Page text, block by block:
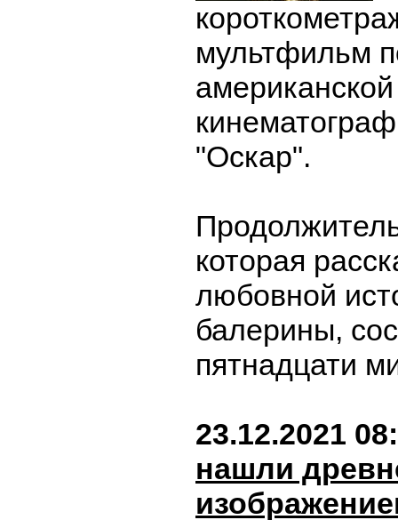
мультфильм
американской
"Оскар".
которая
любовной
балерины,
пятнадцати
23.12.2021
нашли